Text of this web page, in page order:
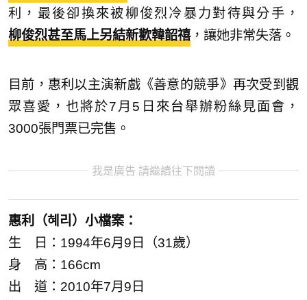
利，最後卻換來被柳俊烈冷暴力對待與分手，
柳俊烈甚至馬上另結新歡韓韶禧，讓她非常失落。
目前，惠利以主演新戲《善意的競爭》再次受到觀
眾喜愛，也將於7月5日來台舉辦粉絲見面會，
3000張門票已完售。
我是廣告 請繼續往下閱讀
惠利（혜리）小檔案：
生 日：1994年6月9日（31歲）
身 高：166cm
出 道：2010年7月9日